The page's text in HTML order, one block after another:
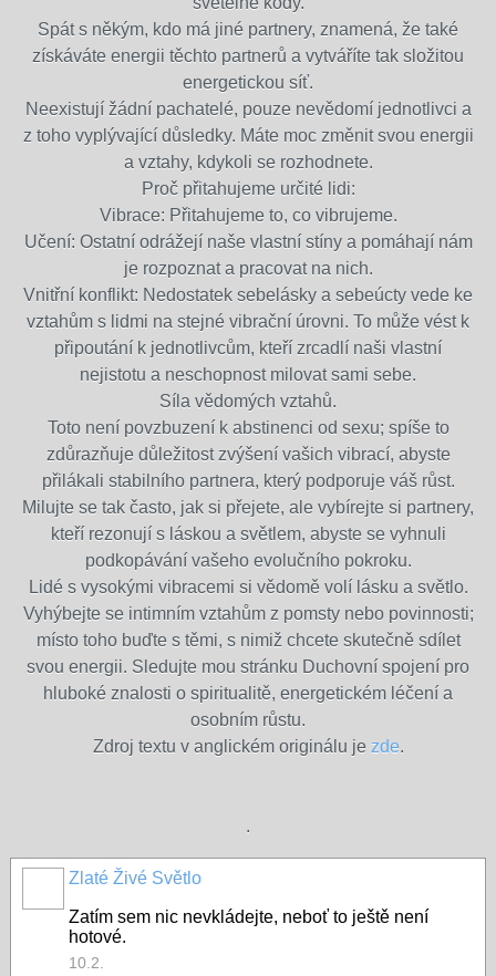
Spát s někým, kdo má jiné partnery, znamená, že také
získáváte energii těchto partnerů a vytváříte tak složitou
energetickou síť.
Neexistují žádní pachatelé, pouze nevědomí jednotlivci a
z toho vyplývající důsledky. Máte moc změnit svou energii
a vztahy, kdykoli se rozhodnete.
Proč přitahujeme určité lidi:
Vibrace: Přitahujeme to, co vibrujeme.
Učení: Ostatní odrážejí naše vlastní stíny a pomáhají nám
je rozpoznat a pracovat na nich.
Vnitřní konflikt: Nedostatek sebelásky a sebeúcty vede ke
vztahům s lidmi na stejné vibrační úrovni. To může vést k
připoutání k jednotlivcům, kteří zrcadlí naši vlastní
nejistotu a neschopnost milovat sami sebe.
Síla vědomých vztahů.
Toto není povzbuzení k abstinenci od sexu; spíše to
zdůrazňuje důležitost zvýšení vašich vibrací, abyste
přilákali stabilního partnera, který podporuje váš růst.
Milujte se tak často, jak si přejete, ale vybírejte si partnery,
kteří rezonují s láskou a světlem, abyste se vyhnuli
podkopávání vašeho evolučního pokroku.
Lidé s vysokými vibracemi si vědomě volí lásku a světlo.
Vyhýbejte se intimním vztahům z pomsty nebo povinnosti;
místo toho buďte s těmi, s nimiž chcete skutečně sdílet
svou energii. Sledujte mou stránku Duchovní spojení pro
hluboké znalosti o spiritualitě, energetickém léčení a
osobním růstu.
Zdroj textu v anglickém originálu je zde.
.
Zlaté Živé Světlo
Zatím sem nic nevkládejte, neboť to ještě není
hotové.
10.2.